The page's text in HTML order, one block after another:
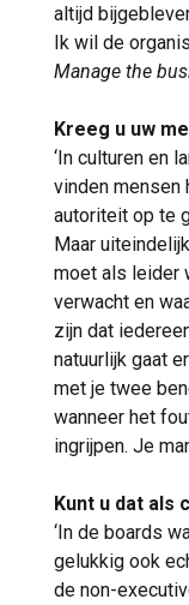
altijd
Ik wil de
Manage the
Kreeg u uw
‘In culturen en
vinden mensen
autoriteit op te
Maar
moet als leider
verwacht en
zijn dat
natuurlijk gaat
met je twee
wanneer het
ingrijpen. Je
Kunt u dat als
‘In de boards
gelukkig ook
de non-